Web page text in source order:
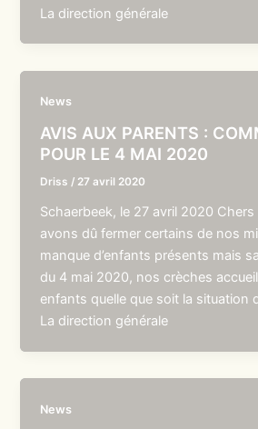
La direction générale
News
AVIS AUX PARENTS :
POUR LE 4 MAI 2020
Driss / 27 avril 2020
Schaerbeek, le 27 avril 2020
avons dû fermer certains de nos
manque d’enfants présents mais
du 4 mai 2020, nos crèches
enfants quelle que soit la situation
La direction générale
News